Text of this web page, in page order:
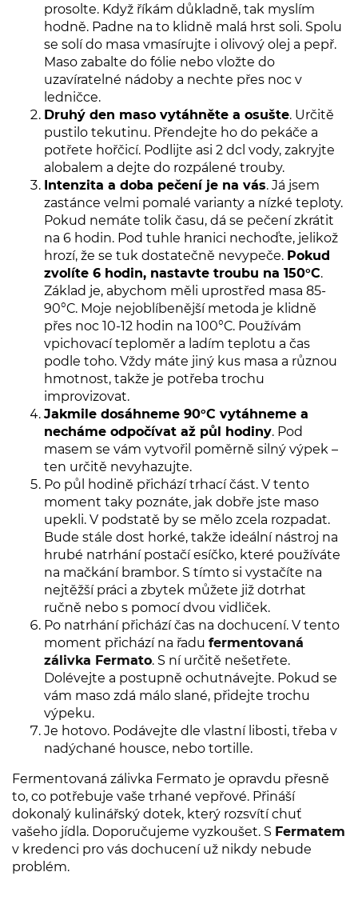
prosolte. Když říkám důkladně, tak myslím
hodně. Padne na to klidně malá hrst soli. Spolu
se solí do masa vmasírujte i olivový olej a pepř.
Maso zabalte do fólie nebo vložte do
uzavíratelné nádoby a nechte přes noc v
ledničce.
Druhý den maso vytáhněte a osušte. Určitě
pustilo tekutinu. Přendejte ho do pekáče a
potřete hořčicí. Podlijte asi 2 dcl vody, zakryjte
alobalem a dejte do rozpálené trouby.
Intenzita a doba pečení je na vás. Já jsem
zastánce velmi pomalé varianty a nízké teploty.
Pokud nemáte tolik času, dá se pečení zkrátit
na 6 hodin. Pod tuhle hranici nechoďte, jelikož
hrozí, že se tuk dostatečně nevypeče. Pokud
zvolíte 6 hodin, nastavte troubu na 150°C.
Základ je, abychom měli uprostřed masa 85-
90°C. Moje nejoblíbenější metoda je klidně
přes noc 10-12 hodin na 100°C. Používám
vpichovací teploměr a ladím teplotu a čas
podle toho. Vždy máte jiný kus masa a různou
hmotnost, takže je potřeba trochu
improvizovat.
Jakmile dosáhneme 90°C vytáhneme a
necháme odpočívat až půl hodiny. Pod
masem se vám vytvořil poměrně silný výpek –
ten určitě nevyhazujte.
Po půl hodině přichází trhací část. V tento
moment taky poznáte, jak dobře jste maso
upekli. V podstatě by se mělo zcela rozpadat.
Bude stále dost horké, takže ideální nástroj na
hrubé natrhání postačí esíčko, které používáte
na mačkání brambor. S tímto si vystačíte na
nejtěžší práci a zbytek můžete již dotrhat
ručně nebo s pomocí dvou vidliček.
Po natrhání přichází čas na dochucení. V tento
moment přichází na řadu fermentovaná
zálivka Fermato. S ní určitě nešetřete.
Dolévejte a postupně ochutnávejte. Pokud se
vám maso zdá málo slané, přidejte trochu
výpeku.
Je hotovo. Podávejte dle vlastní libosti, třeba v
nadýchané housce, nebo tortille.
Fermentovaná zálivka Fermato je opravdu přesně
to, co potřebuje vaše trhané vepřové. Přináší
dokonalý kulinářský dotek, který rozsvítí chuť
vašeho jídla. Doporučujeme vyzkoušet. S Fermatem
v kredenci pro vás dochucení už nikdy nebude
problém.